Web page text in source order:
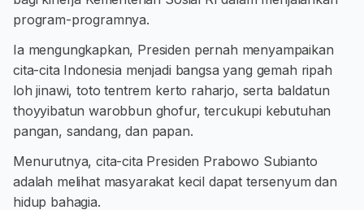
program-programnya.
Ia mengungkapkan, Presiden pernah menyampaikan
cita-cita Indonesia menjadi bangsa yang gemah ripah
loh jinawi, toto tentrem kerto raharjo, serta baldatun
thoyyibatun warobbun ghofur, tercukupi kebutuhan
pangan, sandang, dan papan.
Menurutnya, cita-cita Presiden Prabowo Subianto
adalah melihat masyarakat kecil dapat tersenyum dan
hidup bahagia.